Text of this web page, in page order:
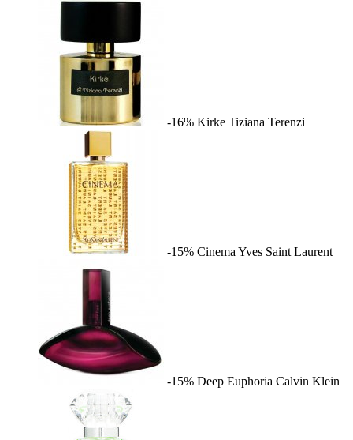
-16% Kirke Tiziana Terenzi
-15% Cinema Yves Saint Laurent
-15% Deep Euphoria Calvin Klein